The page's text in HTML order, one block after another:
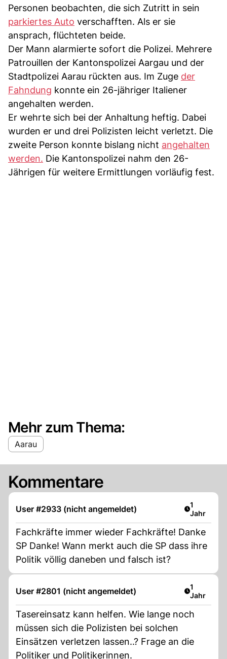
Personen beobachten, die sich Zutritt in sein
parkiertes Auto verschafften. Als er sie
ansprach, flüchteten beide.
Der Mann alarmierte sofort die Polizei. Mehrere
Patrouillen der Kantonspolizei Aargau und der
Stadtpolizei Aarau rückten aus. Im Zuge der
Fahndung konnte ein 26-jähriger Italiener
angehalten werden.
Er wehrte sich bei der Anhaltung heftig. Dabei
wurden er und drei Polizisten leicht verletzt. Die
zweite Person konnte bislang nicht angehalten
werden. Die Kantonspolizei nahm den 26-
Jährigen für weitere Ermittlungen vorläufig fest.
Mehr zum Thema:
Aarau
Kommentare
User #2933 (nicht angemeldet) Artikel
1
Jahr
Fachkräfte immer wieder Fachkräfte! Danke
SP Danke! Wann merkt auch die SP dass ihre
Politik völlig daneben und falsch ist?
User #2801 (nicht angemeldet) Artikel
1
Jahr
Tasereinsatz kann helfen. Wie lange noch
müssen sich die Polizisten bei solchen
Einsätzen verletzen lassen..? Frage an die
Politiker und Politikerinnen.